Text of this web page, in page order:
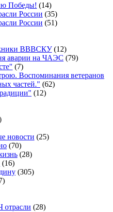
Победы! (14)
России (35)
России (51)
ВВВСКУ(12)
аварии на ЧАЭС (79)
(7)
Воспоминания ветеранов
частей." (62)
(12)
новости (25)
(70)
(28)
(16)
(305)
(28)